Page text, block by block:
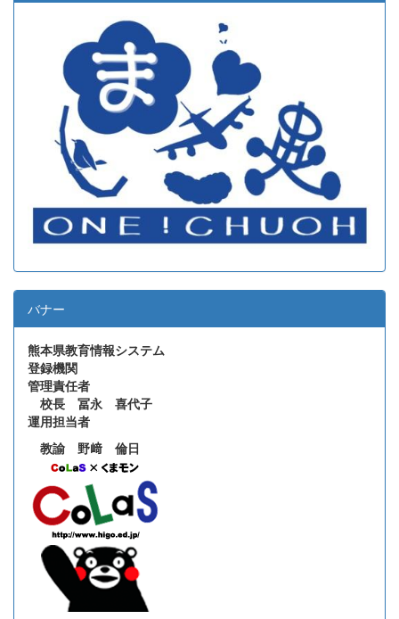
バナー
熊本県教育情報システム
登録機関
管理責任者
校長 冨永 喜代子
運用担当者
教諭 野﨑 倫日